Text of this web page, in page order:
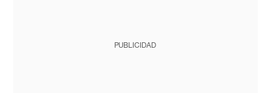
PUBLICIDAD